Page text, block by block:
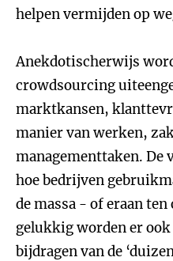
helpen vermijden op
Anekdotischerwijs
crowdsourcing
marktkansen,
manier van werken,
managementtaken. De
hoe bedrijven
de massa - of eraan
gelukkig worden er
bijdragen van de